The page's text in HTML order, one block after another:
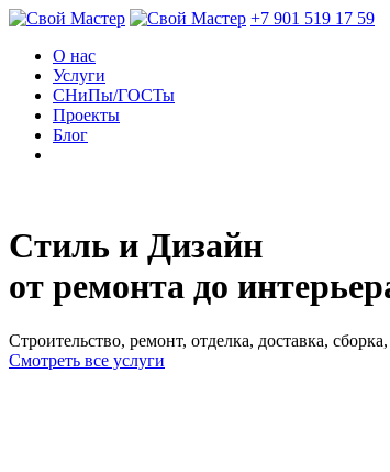
+7 901 519 17 59
О нас
Услуги
СНиПы/ГОСТы
Проекты
Блог
Стиль и Дизайн
от ремонта до
Строительство, ремонт, отделка, доставка,
Смотреть все услуги